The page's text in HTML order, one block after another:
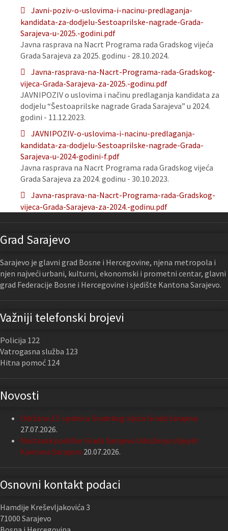
Javni-poziv-o-uslovima-i-nacinu-predlaganja-
kandidata-za-dodjelu-Sestoaprilske-nagrade-Grada-
Sarajeva-u-2025.-godini.pdf
Javna rasprava na Nacrt Programa rada Gradskog vijeća
Grada Sarajeva za 2025. godinu - 28.10.2024.
Javna-rasprava-na-Nacrt-Programa-rada-Gradskog-
vijeca-Grada-Sarajeva-za-2025.-godinu.pdf
JAVNIPOZIV o uslovima i načinu predlaganja kandidata za
dodjelu “Šestoaprilske nagrade Grada Sarajeva” u 2024.
godini - 11.12.2023.
JAVNIPOZIV-o-uslovima-i-nacinu-predlaganja-
kandidata-za-dodjelu-Sestoaprilske-nagrade-Grada-
Sarajeva-u-2024-godini-f.pdf
Javna rasprava na Nacrt Programa rada Gradskog vijeća
Grada Sarajeva za 2024. godinu - 30.10.2023.
Javna-rasprava-na-Nacrt-Programa-rada-Gradskog-
vijeca-Grada-Sarajeva-za-2024.-godinu.pdf
Grad Sarajevo
Sarajevo je glavni grad Bosne i Hercegovine, njena metropola i
njen najveći urbani, kulturni, ekonomski i prometni centar, glavni
grad Federacije Bosne i Hercegovine i sjedište Kantona Sarajevo.
Važniji telefonski brojevi
Policija 122
Vatrogasna služba 123
Hitna pomoć 124
Novosti
Održana 13. sjednica Gradskog vijeća Grada Sarajeva
27.07.2026.
Nastavak podrške Grada Sarajeva Udruženju slijepih
Kantona Sarajevo 20.07.2026.
Osnovni kontakt podaci
Hamdije Kreševljakovića 3
71000 Sarajevo